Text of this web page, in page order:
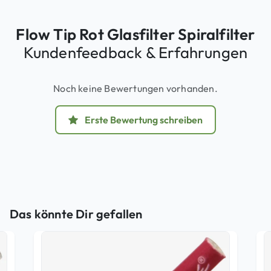
Flow Tip Rot Glasfilter Spiralfilter
Kundenfeedback & Erfahrungen
Noch keine Bewertungen vorhanden.
Erste Bewertung schreiben
Das könnte Dir gefallen